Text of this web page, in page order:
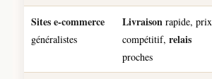
Sites e-commerce
généralistes
Livraison rapide, prix
compétitif, relais
proches